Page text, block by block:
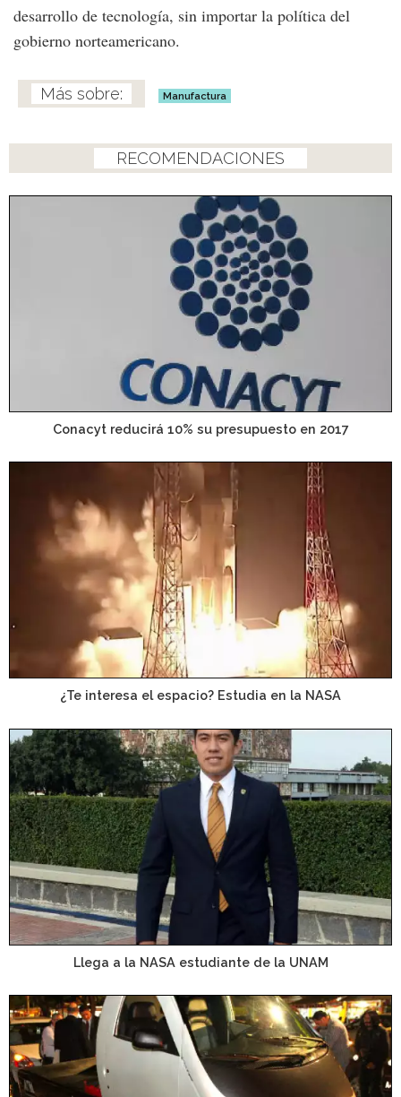
desarrollo de tecnología, sin importar la política del
gobierno norteamericano.
Manufactura
RECOMENDACIONES
Conacyt reducirá 10% su presupuesto en 2017
¿Te interesa el espacio? Estudia en la NASA
Llega a la NASA estudiante de la UNAM